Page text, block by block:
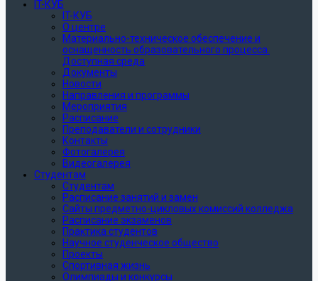
IT-КУБ
IT-КУБ
О центре
Материально-техническое обеспечение и
оснащенность образовательного процесса.
Доступная среда
Документы
Новости
Направления и программы
Мероприятия
Расписание
Преподаватели и сотрудники
Контакты
Фотогалерея
Видеогалерея
Студентам
Студентам
Расписание занятий и замен
Сайты предметно-цикловых комиссий колледжа
Расписание экзаменов
Практика студентов
Научное студенческое общество
Проекты
Спортивная жизнь
Олимпиады и конкурсы